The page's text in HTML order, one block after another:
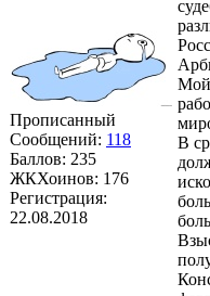
Прописанный
Сообщений: 118
Баллов: 235
ЖКХоинов: 176
Регистрация:
22.08.2018
Мой
В